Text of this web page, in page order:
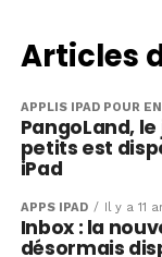
Articles
APPLIS IPAD POUR
PangoLand,
petits est
iPad
APPS IPAD Il y a 11
Inbox : la
désormais